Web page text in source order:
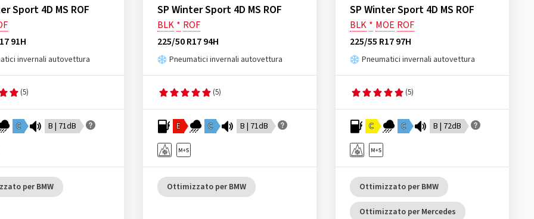
Sport 4D MS ROF
91H
invernali autovettura
(5)
C B | 71dB
per BMW
SP Winter Sport 4D MS ROF
BLK * ROF
225/50 R17 94H
Pneumatici invernali autovettura
(5)
E C B | 71dB
Ottimizzato per BMW
SP Winter Sport 4D MS ROF
BLK * MOE ROF
225/55 R17 97H
Pneumatici invernali autovettura
(5)
C C B | 72dB
Ottimizzato per BMW
Ottimizzato per Mercedes